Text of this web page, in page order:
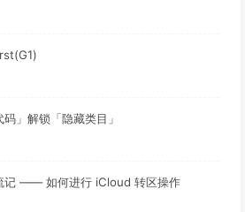
」解锁「隐藏类目」
记 —— 如何进行 iCloud 转区操作